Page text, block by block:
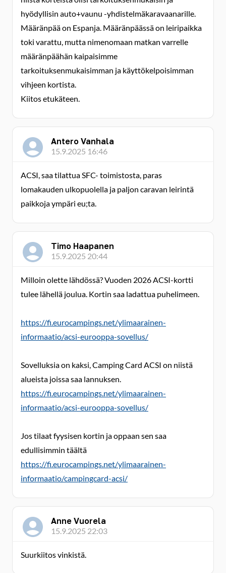
hyödyllisin auto+vaunu -yhdistelmäkaravaanarille.
Määränpää on Espanja. Määränpäässä on leiripaikka
toki varattu, mutta nimenomaan matkan varrelle
määränpäähän kaipaisimme
tarkoituksenmukaisimman ja käyttökelpoisimman
vihjeen kortista.
Kiitos etukäteen.
Antero Vanhala
15.9.2025 16:46
ACSI, saa tilattua SFC- toimistosta, paras
lomakauden ulkopuolella ja paljon caravan leirintä
paikkoja ympäri eu;ta.
Timo Haapanen
15.9.2025 20:44
Milloin olette lähdössä? Vuoden 2026 ACSI-kortti
tulee lähellä joulua. Kortin saa ladattua puhelimeen.
https://fi.eurocampings.net/ylimaarainen-
informaatio/acsi-eurooppa-sovellus/
Sovelluksia on kaksi, Camping Card ACSI on niistä
alueista joissa saa lannuksen.
https://fi.eurocampings.net/ylimaarainen-
informaatio/acsi-eurooppa-sovellus/
Jos tilaat fyysisen kortin ja oppaan sen saa
edullisimmin täältä
https://fi.eurocampings.net/ylimaarainen-
informaatio/campingcard-acsi/
Anne Vuorela
15.9.2025 22:03
Suurkiitos vinkistä.